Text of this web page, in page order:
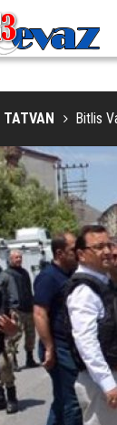
VAŞAK
TATVAN Bitlis